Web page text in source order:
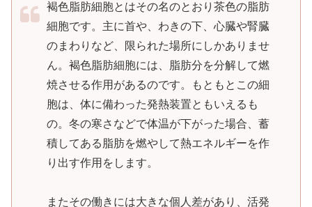
褐色脂肪細胞とはその名のとおり茶色の脂肪
細胞です。主に首や、わきの下、心臓や腎臓
のまわりなど、限られた場所にしかありませ
ん。褐色脂肪細胞には、脂肪分を分解して燃
焼させる作用があるのです。もともとこの細
胞は、体に備わった発熱装置ともいえるも
の。冬の寒さなどで体温が下がった場合、蓄
積してある脂肪を燃やして熱エネルギーを作
り出す作用をします。
またその働きには大きな個人差があり、活発